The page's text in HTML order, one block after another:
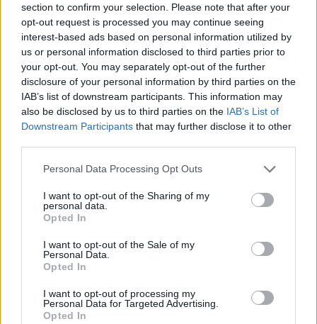
section to confirm your selection. Please note that after your
opt-out request is processed you may continue seeing
interest-based ads based on personal information utilized by
us or personal information disclosed to third parties prior to
your opt-out. You may separately opt-out of the further
disclosure of your personal information by third parties on the
IAB’s list of downstream participants. This information may
also be disclosed by us to third parties on the IAB’s List of
Downstream Participants that may further disclose it to other
Personal Data Processing Opt Outs
I want to opt-out of the Sharing of my
personal data.
Opted In
I want to opt-out of the Sale of my
Personal Data.
Opted In
I want to opt-out of processing my
Personal Data for Targeted Advertising.
Opted In
13 Ιανουαρίου 2020 09:04
Παιδί και εθισμός στο διαδίκτυο: Τεστ
20 ερωτήσεων για τους γονείς
Με τα παιδιά ηλικίας 8-18 ετών να δαπανούν
κατά μέσο όρο 44,5 ώρες την εβδομάδα
μπροστά από οθόνες, οι...
02 Σεπτεμβρίου 2019 17:41